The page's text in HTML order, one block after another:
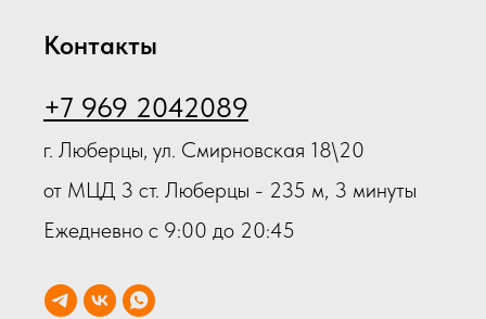
Контакты
+7 969 2042089
г. Люберцы, ул. Смирновская 18\20
от МЦД 3 ст. Люберцы - 235 м, 3 минуты
Ежедневно с 9:00 до 20:45